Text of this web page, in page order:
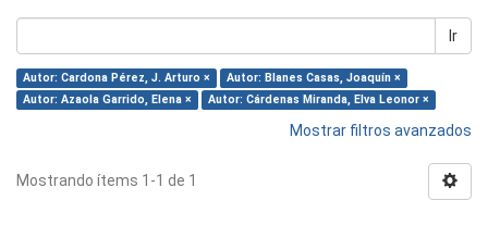
Ir
Autor: Cardona Pérez, J. Arturo ×
Autor: Blanes Casas, Joaquín ×
Autor: Azaola Garrido, Elena ×
Autor: Cárdenas Miranda, Elva Leonor ×
Mostrar filtros avanzados
Mostrando ítems 1-1 de 1